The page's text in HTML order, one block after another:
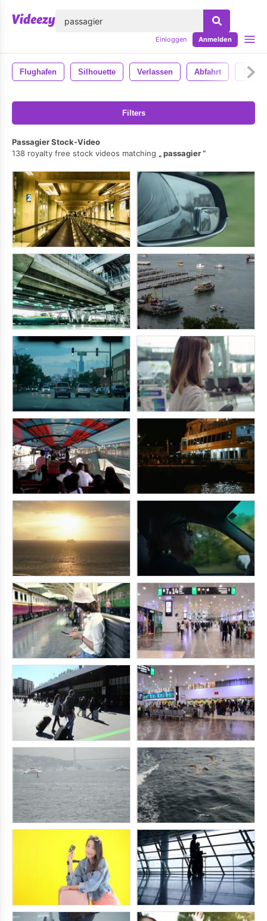
Einloggen Anmelden
Flughafen Silhouette Verlassen Abfahrt
Filters
Passagier Stock-Video
138 royalty free stock videos matching
passagier